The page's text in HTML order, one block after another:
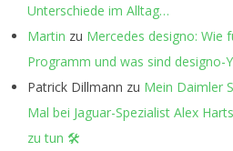
Unterschiede im Alltag…
Martin zu Mercedes designo: Wie
Programm und was sind designo-
Patrick Dillmann zu Mein Daimler
Mal bei Jaguar-Spezialist Alex
zu tun 🛠️